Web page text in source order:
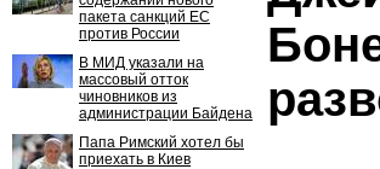
пакета санкций ЕС
против России
В МИД указали на
массовый отток
чиновников из
администрации Байдена
Папа Римский хотел бы
приехать в Киев